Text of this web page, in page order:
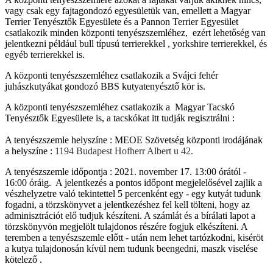
vagy csak egy fajtagondozó egyesületük van, emellett a Magyar
Terrier Tenyésztők Egyesülete és a Pannon Terrier Egyesület
csatlakozik minden központi tenyészszemléhez, ezért lehetőség van
jelentkezni például bull típusú terrierekkel , yorkshire terrierekkel, és
egyéb terrierekkel is.
A központi tenyészszemléhez csatlakozik a Svájci fehér
juhászkutyákat gondozó BBS kutyatenyésztő kör is.
A központi tenyészszemléhez csatlakozik a Magyar Tacskó
Tenyésztők Egyesülete is, a tacskókat itt tudják regisztrálni :
A tenyészszemle helyszíne : MEOE Szövetség központi irodájának
a helyszíne : 1194 Budapest Hofherr Albert u 42.
A tenyészszemle időpontja : 2021. november 17. 13:00 órától -
16:00 óráig. A jelentkezés a pontos időpont megjelelősével zajlik a
vészhelyzetre való tekintettel 5 percenként egy - egy kutyát tudunk
fogadni, a törzskönyvet a jelentkezéshez fel kell tölteni, hogy az
adminisztrációt elő tudjuk készíteni. A számlát és a bírálati lapot a
törzskönyvön megjelölt tulajdonos részére fogjuk elkészíteni. A
teremben a tenyészszemle előtt - után nem lehet tartózkodni, kiséröt
a kutya tulajdonosán kívül nem tudunk beengedni, maszk viselése
kötelező .